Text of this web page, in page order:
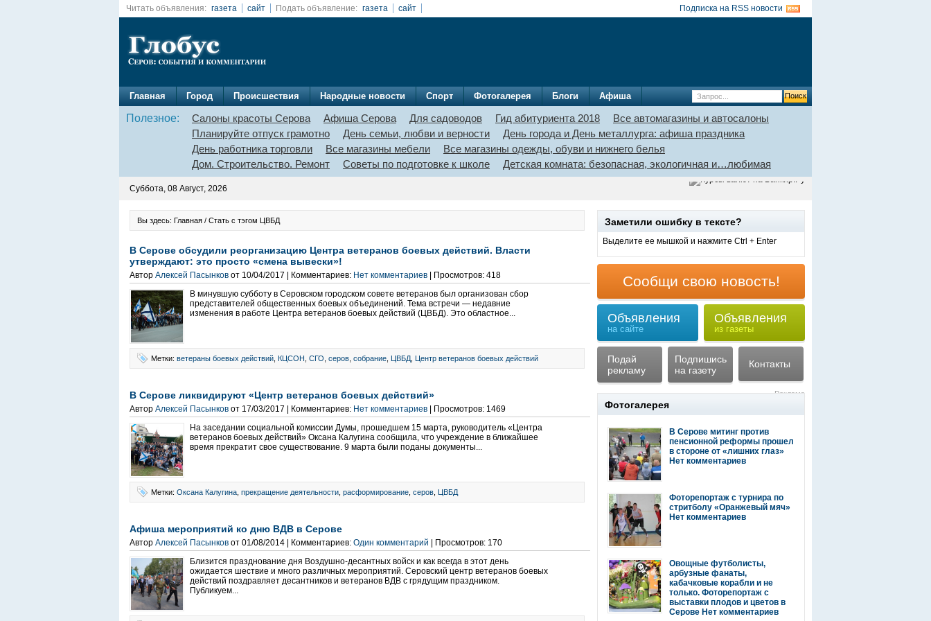
Читать объявления: газета сайт Подать объявление: газета сайт Подписка на RSS новости
Главная Город Происшествия Народные новости Спорт Фотогалерея Блоги Афиша
Полезное: Салоны красоты Серова Афиша Серова Для садоводов Гид абитуриента 2018
Все автомагазины и автосалоны
Планируйте отпуск грамотно
День семьи, любви и верности
День города и День металлурга: афиша праздника
День работника торговли
Все магазины мебели
Все магазины одежды, обуви и нижнего белья
Дом. Строительство. Ремонт
Советы по подготовке к школе Детская комната: безопасная, экологичная и…любимая
Суббота, 08 Август, 2026
Вы здесь: Главная / Стать с тэгом ЦВБД
В Серове обсудили реорганизацию Центра ветеранов боевых действий. Власти
утверждают: это просто «смена вывески»!
Автор Алексей Пасынков от 10/04/2017 | Комментариев: Нет комментариев | Просмотров: 418
В минувшую субботу в Серовском городском совете ветеранов был организован сбор
представителей общественных боевых объединений. Тема встречи — недавние
изменения в работе Центра ветеранов боевых действий (ЦВБД). Это областное...
Метки: ветераны боевых действий КЦСОН СГО серов собрание ЦВБД Центр ветеранов боевых действий
В Серове ликвидируют «Центр ветеранов боевых действий»
Автор Алексей Пасынков от 17/03/2017 | Комментариев: Нет комментариев | Просмотров: 1469
На заседании социальной комиссии Думы, прошедшем 15 марта, руководитель «Центра
ветеранов боевых действий» Оксана Калугина сообщила, что учреждение в ближайшее
время прекратит свое существование. 9 марта были поданы документы...
Метки: Оксана Калугина прекращение деятельности расформирование серов ЦВБД
Афиша мероприятий ко дню ВДВ в Серове
Автор Алексей Пасынков от 01/08/2014 | Комментариев: Один комментарий | Просмотров: 170
Близится празднование дня Воздушно-десантных войск и как всегда в этот день
ожидается шествие и много различных мероприятий. Серовский центр ветеранов боевых
действий поздравляет десантников и ветеранов ВДВ с грядущим праздником.
Публикуем...
Заметили ошибку в тексте?
Выделите ее мышкой и нажмите Ctrl + Enter
Сообщи свою новость!
Объявления
на сайте
Объявления
из газеты
Подай
рекламу
Подпишись
на газету
Контакты
Реклама
Фотогалерея
В Серове митинг против
пенсионной реформы прошел
в стороне от «лишних глаз»
Нет комментариев
Фоторепортаж с турнира по
стритболу «Оранжевый мяч»
Нет комментариев
Овощные футболисты,
арбузные фанаты,
кабачковые корабли и не
только. Фоторепортаж с
выставки плодов и цветов в
Серове Нет комментариев